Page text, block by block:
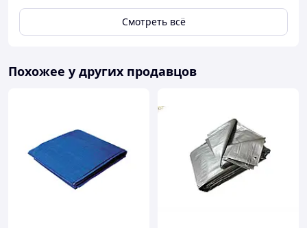
Желаем вам приятных покупок!
Смотреть всё
Похожее у других продавцов